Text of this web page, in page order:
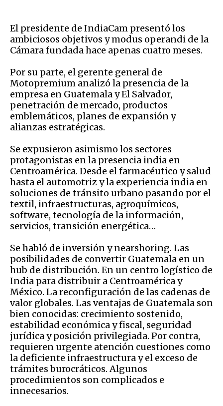
El presidente de IndiaCam presentó los
ambiciosos objetivos y modus operandi de la
Cámara fundada hace apenas cuatro meses.
Por su parte, el gerente general de
Motopremium analizó la presencia de la
empresa en Guatemala y El Salvador,
penetración de mercado, productos
emblemáticos, planes de expansión y
alianzas estratégicas.
Se expusieron asimismo los sectores
protagonistas en la presencia india en
Centroamérica. Desde el farmacéutico y salud
hasta el automotriz y la experiencia india en
soluciones de tránsito urbano pasando por el
textil, infraestructuras, agroquímicos,
software, tecnología de la información,
servicios, transición energética…
Se habló de inversión y nearshoring. Las
posibilidades de convertir Guatemala en un
hub de distribución. En un centro logístico de
India para distribuir a Centroamérica y
México. La reconfiguración de las cadenas de
valor globales. Las ventajas de Guatemala son
bien conocidas: crecimiento sostenido,
estabilidad económica y fiscal, seguridad
jurídica y posición privilegiada. Por contra,
requieren urgente atención cuestiones como
la deficiente infraestructura y el exceso de
trámites burocráticos. Algunos
procedimientos son complicados e
innecesarios.